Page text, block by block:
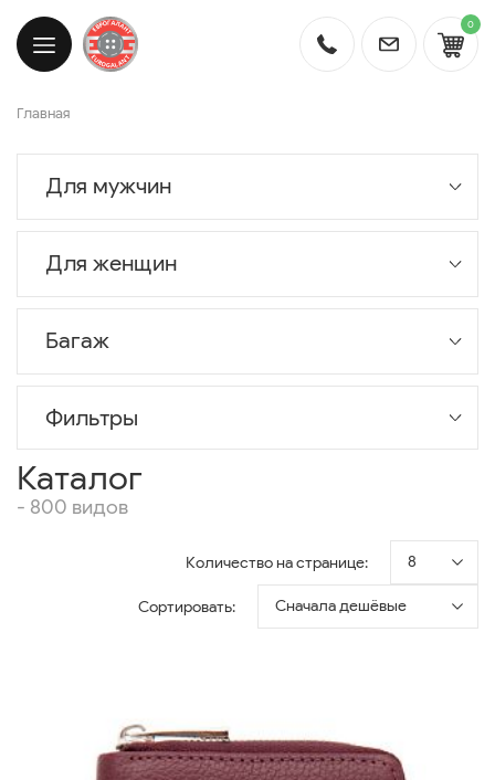
0
Главная
Для мужчин
Для женщин
Багаж
Фильтры
Каталог
- 800 видов
Количество на странице: 8
Сортировать: Сначала дешёвые